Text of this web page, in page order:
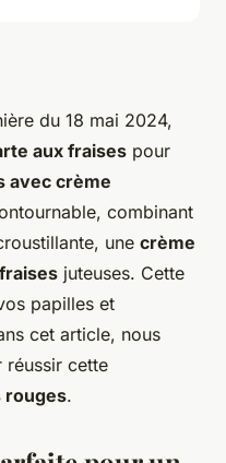
du 18 mai 2024,
aux fraises pour
avec crème
combinant
une crème
fraises juteuses. Cette
papilles et
cet article, nous
réussir cette
rouges.